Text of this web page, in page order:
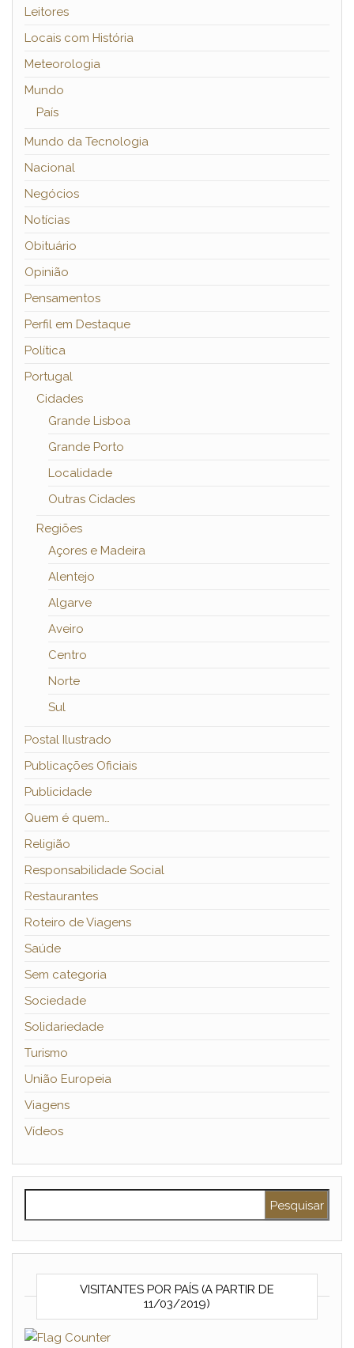
Leitores
Locais com História
Meteorologia
Mundo
País
Mundo da Tecnologia
Nacional
Negócios
Notícias
Obituário
Opinião
Pensamentos
Perfil em Destaque
Política
Portugal
Cidades
Grande Lisboa
Grande Porto
Localidade
Outras Cidades
Regiões
Açores e Madeira
Alentejo
Algarve
Aveiro
Centro
Norte
Sul
Postal Ilustrado
Publicações Oficiais
Publicidade
Quem é quem…
Religião
Responsabilidade Social
Restaurantes
Roteiro de Viagens
Saúde
Sem categoria
Sociedade
Solidariedade
Turismo
União Europeia
Viagens
Vídeos
VISITANTES POR PAÍS (A PARTIR DE
11/03/2019)